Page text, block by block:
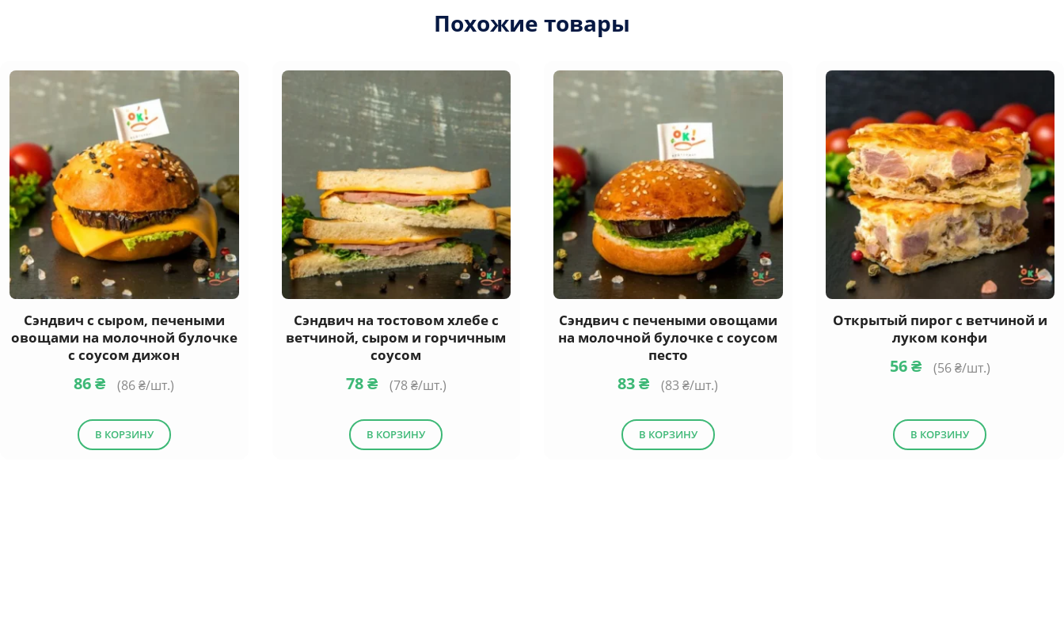
Похожие товары
Сэндвич с сыром, печеными
овощами на молочной булочке
с соусом дижон
86₴ (86₴/шт.)
В КОРЗИНУ
Сэндвич на тостовом хлебе с
ветчиной, сыром и горчичным
соусом
78₴ (78₴/шт.)
В КОРЗИНУ
Сэндвич с печеными овощами
на молочной булочке с соусом
песто
83₴ (83 ₴/шт.)
В КОРЗИНУ
Открытый пирог с ветчиной и
луком конфи
56₴ (56₴/шт.)
В КОРЗИНУ